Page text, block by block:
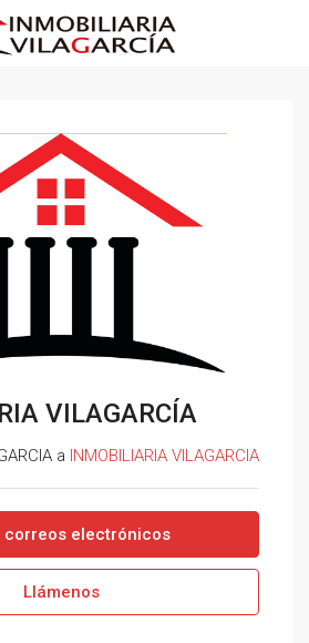
VILAGARCÍA
a INMOBILIARIA VILAGARCIA
correos electrónicos
Llámenos